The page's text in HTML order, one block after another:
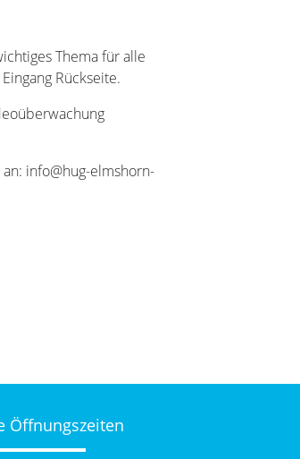
Thema für alle
Rückseite.
info@hug-elmshorn-
Öffnungszeiten